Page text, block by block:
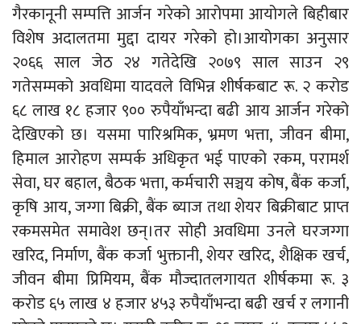
गैरकानूनी सम्पत्ति आर्जन गरेको आरोपमा आयोगले बिहीबार
विशेष अदालतमा मुद्दा दायर गरेको हो।आयोगका अनुसार
२०६६ साल जेठ २४ गतेदेखि २०७९ साल साउन २९
गतेसम्मको अवधिमा यादवले विभिन्न शीर्षकबाट रू. २ करोड
६८ लाख १८ हजार ९०० रुपैयाँभन्दा बढी आय आर्जन गरेको
देखिएको छ। यसमा पारिश्रमिक, भ्रमण भत्ता, जीवन बीमा,
हिमाल आरोहण सम्पर्क अधिकृत भई पाएको रकम, परामर्श
सेवा, घर बहाल, बैठक भत्ता, कर्मचारी सञ्चय कोष, बैंक कर्जा,
कृषि आय, जग्गा बिक्री, बैंक ब्याज तथा शेयर बिक्रीबाट प्राप्त
रकमसमेत समावेश छन्।तर सोही अवधिमा उनले घरजग्गा
खरिद, निर्माण, बैंक कर्जा भुक्तानी, शेयर खरिद, शैक्षिक खर्च,
जीवन बीमा प्रिमियम, बैंक मौज्दातलगायत शीर्षकमा रू. ३
करोड ६५ लाख ४ हजार ४५३ रुपैयाँभन्दा बढी खर्च र लगानी